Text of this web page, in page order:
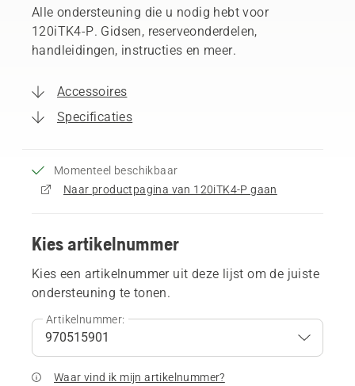
Alle ondersteuning die u nodig hebt voor
120iTK4-P. Gidsen, reserveonderdelen,
handleidingen, instructies en meer.
Accessoires
Specificaties
Momenteel beschikbaar
Naar productpagina van 120iTK4-P gaan
Kies artikelnummer
Kies een artikelnummer uit deze lijst om de juiste
ondersteuning te tonen.
Artikelnummer:
Waar vind ik mijn artikelnummer?